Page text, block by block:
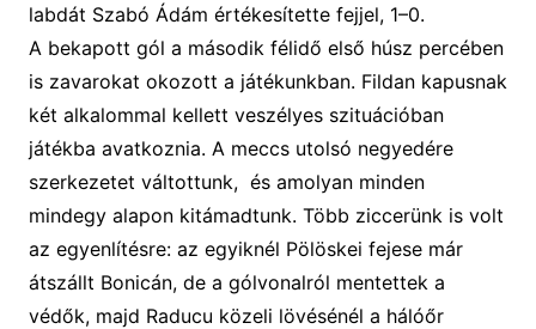
labdát Szabó Ádám értékesítette fejjel, 1–0.
A bekapott gól a második félidő első húsz percében
is zavarokat okozott a játékunkban. Fildan kapusnak
két alkalommal kellett veszélyes szituációban
játékba avatkoznia. A meccs utolsó negyedére
szerkezetet váltottunk, és amolyan minden
mindegy alapon kitámadtunk. Több ziccerünk is volt
az egyenlítésre: az egyiknél Pölöskei fejese már
átszállt Bonicán, de a gólvonalról mentettek a
védők, majd Raducu közeli lövésénél a hálóőr